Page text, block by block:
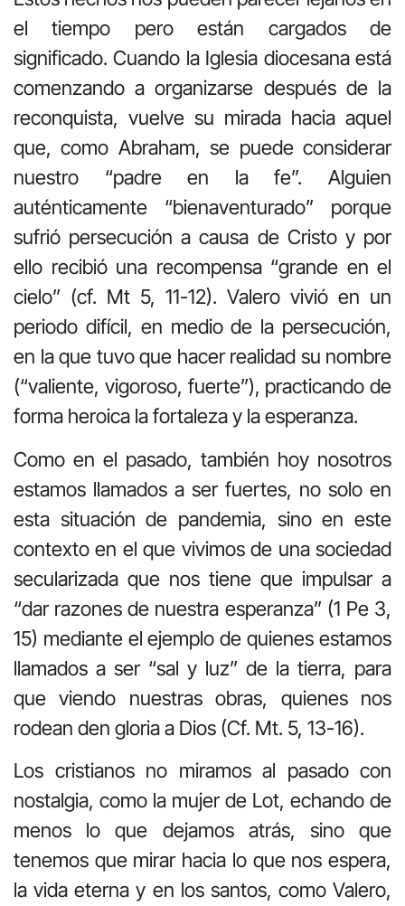
el tiempo pero están cargados de
significado. Cuando la Iglesia diocesana está
comenzando a organizarse después de la
reconquista, vuelve su mirada hacia aquel
que, como Abraham, se puede considerar
nuestro “padre en la fe”. Alguien
auténticamente “bienaventurado” porque
sufrió persecución a causa de Cristo y por
ello recibió una recompensa “grande en el
cielo” (cf. Mt 5, 11-12). Valero vivió en un
periodo difícil, en medio de la persecución,
en la que tuvo que hacer realidad su nombre
(“valiente, vigoroso, fuerte”), practicando de
forma heroica la fortaleza y la esperanza.
Como en el pasado, también hoy nosotros
estamos llamados a ser fuertes, no solo en
esta situación de pandemia, sino en este
contexto en el que vivimos de una sociedad
secularizada que nos tiene que impulsar a
“dar razones de nuestra esperanza” (1 Pe 3,
15) mediante el ejemplo de quienes estamos
llamados a ser “sal y luz” de la tierra, para
que viendo nuestras obras, quienes nos
rodean den gloria a Dios (Cf. Mt. 5, 13-16).
Los cristianos no miramos al pasado con
nostalgia, como la mujer de Lot, echando de
menos lo que dejamos atrás, sino que
tenemos que mirar hacia lo que nos espera,
la vida eterna y en los santos, como Valero,